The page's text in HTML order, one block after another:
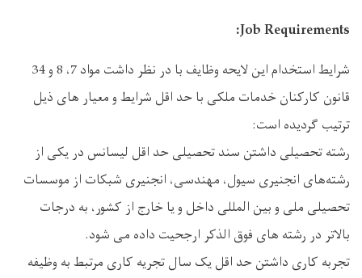
Job Requirements:
شرایط استخدام این لایحه وظایف با در نظر داشت مواد 7، 8 و 34
قانون کارکنان خدمات ملکی با حد اقل شرایط و معیار های ذیل
ترتیب گردیده است:
رشته تحصیلی داشتن سند تحصیلی حد اقل لیسانس در یکی از
رشته‌های انجنیری سیول، مهندسی، انجنیری شبکات از موسسات
تحصیلی ملی و بین المللی داخل و یا خارج از کشور، به درجات
بالاتر در رشته های فوق الذکر ارجحیت داده می ‌شود.
تجربه کاری داشتن حد اقل یک سال تجریه کاری مرتبط به وظیفه